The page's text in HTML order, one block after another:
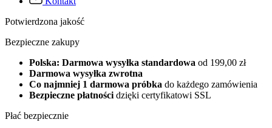
Potwierdzona jakość
Bezpieczne zakupy
Polska: Darmowa wysyłka standardowa od 199,00 zł
Darmowa wysyłka zwrotna
Co najmniej 1 darmowa próbka do każdego zamówienia
Bezpieczne płatności dzięki certyfikatowi SSL
Płać bezpiecznie